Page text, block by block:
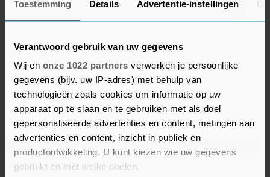
Toestemming Details Advertentie-instellingen
Verantwoord gebruik van uw gegevens
Wij en onze 1022 partners verwerken je persoonlijke
gegevens (bijv. uw IP-adres) met behulp van
technologieën zoals cookies om informatie op uw
apparaat op te slaan en te gebruiken met als doel
gepersonaliseerde advertenties en content, metingen aan
advertenties en content, inzicht in publiek en
productontwikkeling. U kunt kiezen wie uw gegevens
gebruikt en met welke doelen.
volwassenen in aanmerking voor een boosterprik.
gevaccineerd. Ongeveer 8,4 miljoen van hen
hebben de oppepprik inmiddels gekregen. Dat zou
betekenen dat in totaal zo'n 3,7 miljoen mensen
hun vinkje dreigen te verliezen.
Het instituut schat dat ongeveer 600.000
mensen moeten wachten omdat ze onlangs
corona hebben gehad. Naar schatting zo'n